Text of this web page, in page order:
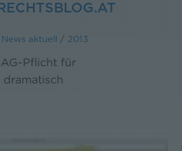
News aktuell / 2013
Pflicht für